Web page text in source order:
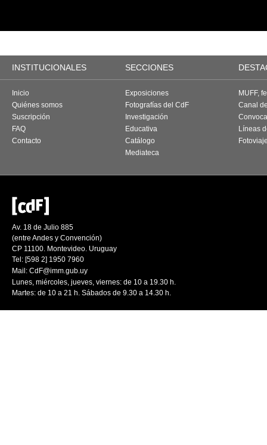
INSTITUCIONALES SECCIONES
Inicio
Quiénes somos
Suscripción
FAQ
Contacto
Exposiciones
Fotografías del CdF
Investigación
Educativa
Catálogo
Mediateca
MUFF,
Canal
Líneas
Av. 18 de Julio 885
(entre Andes y Convención)
CP 11100. Montevideo. Uruguay
Tel: [598 2] 1950 7960
Mail: CdF@imm.gub.uy
Lunes, miércoles, jueves, viernes: de 10 a 19.30 h.
Martes: de 10 a 21 h. Sábados de 9.30 a 14.30 h.